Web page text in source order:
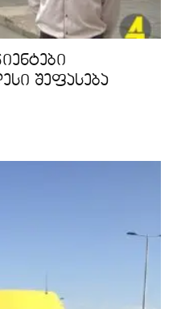
შეფასება